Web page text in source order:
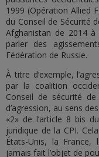
1999 (Opération Allied
du Conseil de Sécurité
Afghanistan de 2014
parler des
Fédération de Russie.
À titre d’exemple,
par la coalition
Conseil de sécurité
d’agression, au sens
«2» de l’article 8 bis
juridique de la CPI.
États-Unis, la France,
jamais fait l’objet de